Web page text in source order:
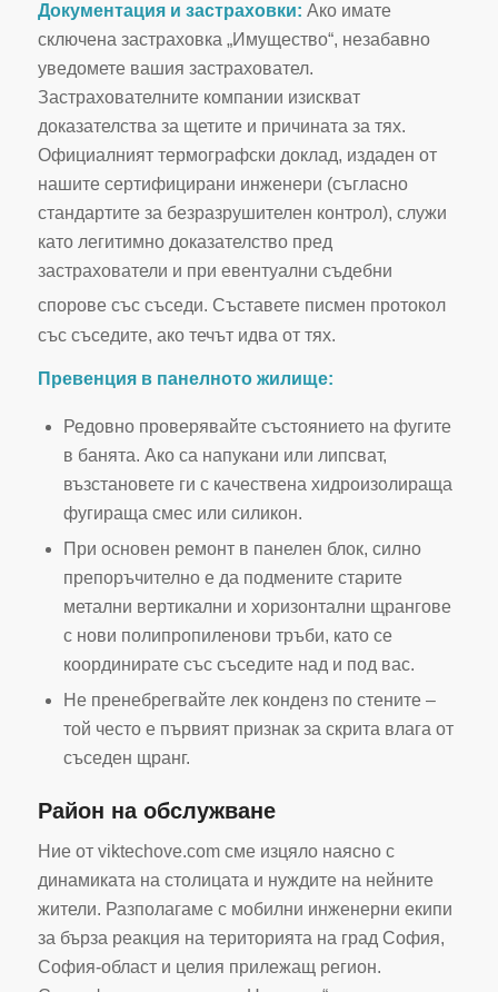
Документация и застраховки: Ако имате
сключена застраховка „Имущество“, незабавно
уведомете вашия застраховател.
Застрахователните компании изискват
доказателства за щетите и причината за тях.
Официалният термографски доклад, издаден от
нашите сертифицирани инженери (съгласно
стандартите за безразрушителен контрол), служи
като легитимно доказателство пред
застрахователи и при евентуални съдебни
спорове със съседи. Съставете писмен протокол
със съседите, ако течът идва от тях.
Превенция в панелното жилище:
Редовно проверявайте състоянието на фугите
в банята. Ако са напукани или липсват,
възстановете ги с качествена хидроизолираща
фугираща смес или силикон.
При основен ремонт в панелен блок, силно
препоръчително е да подмените старите
метални вертикални и хоризонтални щрангове
с нови полипропиленови тръби, като се
координирате със съседите над и под вас.
Не пренебрегвайте лек конденз по стените –
той често е първият признак за скрита влага от
съседен щранг.
Район на обслужване
Ние от viktechove.com сме изцяло наясно с
динамиката на столицата и нуждите на нейните
жители. Разполагаме с мобилни инженерни екипи
за бърза реакция на територията на град София,
София-област и целия прилежащ регион.